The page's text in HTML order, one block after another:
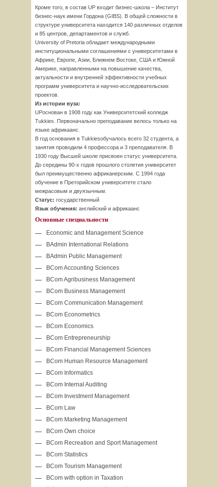
Кроме того, в состав UP входит бизнес-школа – Институт
бизнес-наук имени Гордона (GIBS). В общей сложности в
структуре университета находится 140 различных отделов
и 85 центров, департаментов и служб.
University of Pretoria обладает международными
институциональными соглашениями с университетами в
Африке, Европе, Азии, Ближнем Востоке, США и Южной
Америке, направленными на повышение качества,
актуальности и внутренней эффективности учебных
программ университета и научно-исследовательских
проектов.
Из истории вуза:
UPоснован в 1908 году как Университетский колледж
Tukkies. Первоначально преподавание велось только на
языке африкаанс.
В год основания в Tukkiesобучалось всего 32 студента, а
занятия проводили 4 профессора и 3 преподавателя. В
1930 году Высшей школе присвоен статус университета.
До середины 90-х годов прошлого столетия университет
был преимущественно африканерским. С 1994 года
обучение в Преторийском университете стало
межрасовым и двуязычным.
Статус: государственный
Язык обучения: английский и африкаанс
Основные специальности
Economic and Management Science
BAdmin International Relations
BAdmin Public Management
BCom Accounting Sciences
BCom Agribusiness Management
BCom Business Management
BCom Communication Management
BCom Econometrics
BCom Economics
BCom Entrepreneurship
BCom Financial Management Sciences
BCom Human Resource Management
BCom Informatics
BCom Internal Auditing
BCom Investment Management
BCom Law
BCom Marketing Management
BCom Own choice
BCom Recreation and Sport Management
BCom Statistics
BCom Tourism Management
BCom with option in Taxation